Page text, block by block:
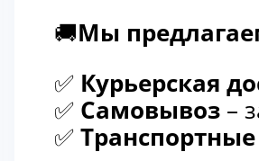
🚚Мы
✅ Курьерская
✅ Самовывоз –
✅